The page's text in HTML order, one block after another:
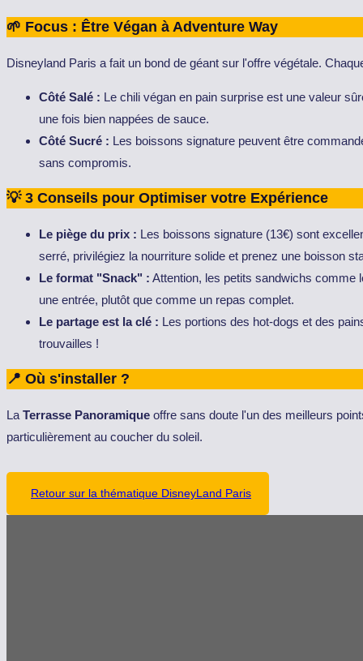
🌱 Focus : Être Végan à Adventure Way
Disneyland Paris a fait un bond de géant sur l'offre végétale.
Côté Salé : Le chili végan en pain surprise est une valeur
une fois bien nappées de sauce.
Côté Sucré : Les boissons signature peuvent être
sans compromis.
💡 3 Conseils pour Optimiser votre Expérience
Le piège du prix : Les boissons signature (13€) sont
serré, privilégiez la nourriture solide et prenez une boisson
Le format "Snack" : Attention, les petits sandwichs comme
une entrée, plutôt que comme un repas complet.
Le partage est la clé : Les portions des hot-dogs et des
trouvailles !
📍 Où s'installer ?
La Terrasse Panoramique offre sans doute l'un des meilleurs
particulièrement au coucher du soleil.
Retour sur la thématique DisneyLand Paris